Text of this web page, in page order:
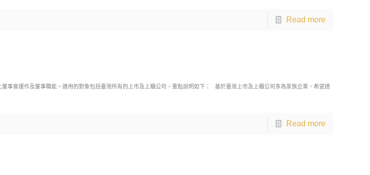
Read more
事會運作及董事職能。適用的對象包括臺灣所有的上市及上櫃公司，重點說明如下： 基於臺灣上市及上櫃公司多為家族企業，希望透
Read more